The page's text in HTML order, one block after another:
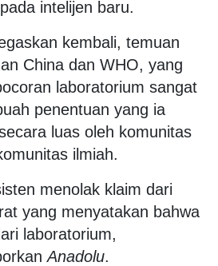
intelijen baru.
kembali, temuan
China dan WHO, yang
laboratorium sangat
penentuan yang ia
luas oleh komunitas
ilmiah.
menolak klaim dari
yang menyatakan bahwa
laboratorium,
Anadolu.